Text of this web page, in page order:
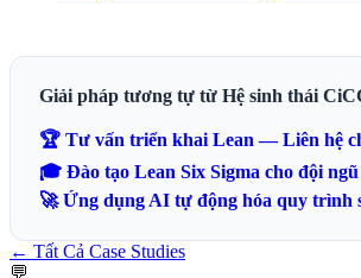
Giải pháp tương tự từ Hệ sinh thái
🏆 Tư vấn triển khai Lean — Liên hệ
🎓 Đào tạo Lean Six Sigma cho đội
🚀 Ứng dụng AI tự động hóa quy trình
← Tất Cả Case Studies
💬